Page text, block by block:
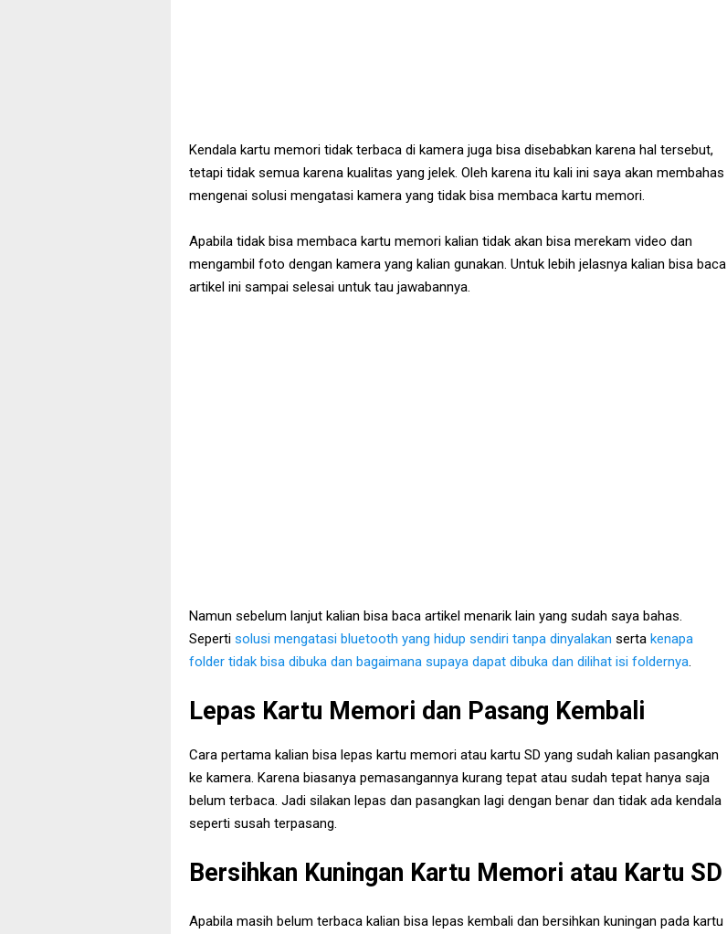
Kendala kartu memori tidak terbaca di kamera juga bisa disebabkan karena hal tersebut,
tetapi tidak semua karena kualitas yang jelek. Oleh karena itu kali ini saya akan membahas
mengenai solusi mengatasi kamera yang tidak bisa membaca kartu memori.
Apabila tidak bisa membaca kartu memori kalian tidak akan bisa merekam video dan
mengambil foto dengan kamera yang kalian gunakan. Untuk lebih jelasnya kalian bisa baca
artikel ini sampai selesai untuk tau jawabannya.
Namun sebelum lanjut kalian bisa baca artikel menarik lain yang sudah saya bahas.
Seperti solusi mengatasi bluetooth yang hidup sendiri tanpa dinyalakan serta kenapa
folder tidak bisa dibuka dan bagaimana supaya dapat dibuka dan dilihat isi foldernya.
Lepas Kartu Memori dan Pasang Kembali
Cara pertama kalian bisa lepas kartu memori atau kartu SD yang sudah kalian pasangkan
ke kamera. Karena biasanya pemasangannya kurang tepat atau sudah tepat hanya saja
belum terbaca. Jadi silakan lepas dan pasangkan lagi dengan benar dan tidak ada kendala
seperti susah terpasang.
Bersihkan Kuningan Kartu Memori atau Kartu SD
Apabila masih belum terbaca kalian bisa lepas kembali dan bersihkan kuningan pada kartu